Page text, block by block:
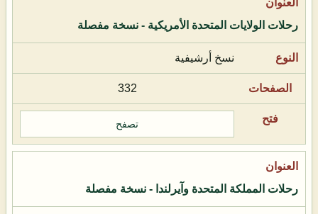
رحلات الولايات المتحدة الأمريكية - نسخة مفصلة
نسخ أرشيفية
332
تصفح
رحلات المملكة المتحدة وآيرلندا - نسخة مفصلة